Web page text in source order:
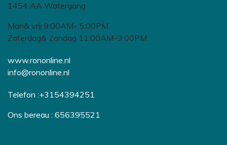
1454 AA Watergang
Man& vrij 9:00AM- 5:00PM
Zaterdag& Zondag 11:00AM–3:00PM
www.rononline.nl
info@rononline.nl
Telefon :+3154394251
Ons bereau : 656395521